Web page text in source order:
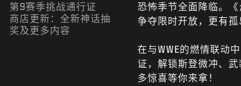
第9赛季挑战通行证
商店更新：全新神话抽
奖及更多内容
恐怖季节全面降临。《
争夺限时开放，更有孤
在与WWE的燃情联动
证，解锁斯登微冲、
多惊喜等你来拿！